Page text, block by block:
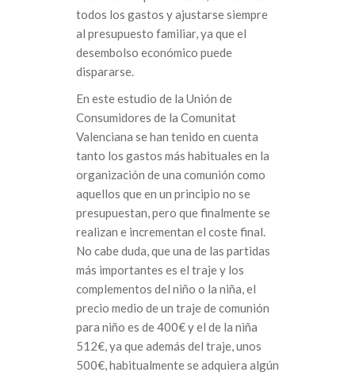
todos los gastos y ajustarse siempre
al presupuesto familiar, ya que el
desembolso económico puede
dispararse.
En este estudio de la Unión de
Consumidores de la Comunitat
Valenciana se han tenido en cuenta
tanto los gastos más habituales en la
organización de una comunión como
aquellos que en un principio no se
presupuestan, pero que finalmente se
realizan e incrementan el coste final.
No cabe duda, que una de las partidas
más importantes es el traje y los
complementos del niño o la niña, el
precio medio de un traje de comunión
para niño es de 400€ y el de la niña
512€, ya que además del traje, unos
500€, habitualmente se adquiera algún